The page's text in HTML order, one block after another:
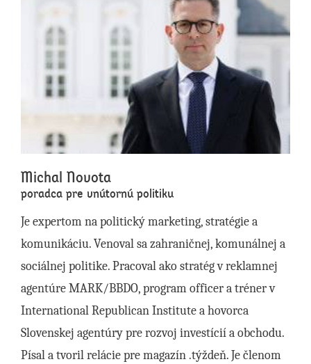
Michal Novota
poradca pre vnútornú politiku
Je expertom na politický marketing, stratégie a
komunikáciu. Venoval sa zahraničnej, komunálnej a
sociálnej politike. Pracoval ako stratég v reklamnej
agentúre MARK/BBDO, program officer a tréner v
International Republican Institute a hovorca
Slovenskej agentúry pre rozvoj investícií a obchodu.
Písal a tvoril relácie pre magazín .týždeň. Je členom